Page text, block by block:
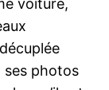
voiture,
ses photos